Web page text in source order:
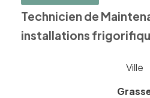
Technicien de
installations
Ville